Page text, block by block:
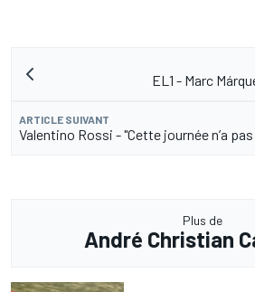
EL1 - Marc
ARTICLE SUIVANT
Valentino Rossi - "Cette journée n’a
Plus de
André Christian